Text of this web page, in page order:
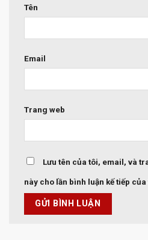
Tên
Email
Trang web
Lưu tên của tôi, email, và
này cho lần bình luận kế tiếp của